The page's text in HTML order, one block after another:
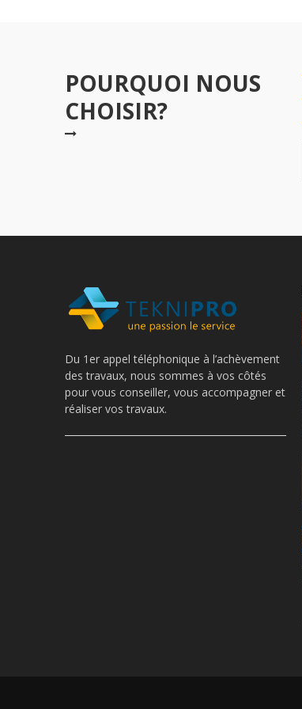
POURQUOI NOUS
CHOISIR?
Du 1er appel téléphonique à l’achèvement
des travaux, nous sommes à vos côtés
pour vous conseiller, vous accompagner et
réaliser vos travaux.